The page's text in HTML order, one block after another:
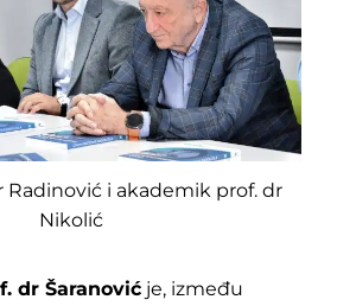
Radinović i akademik prof. dr
Nikolić
dr Šaranović je, između